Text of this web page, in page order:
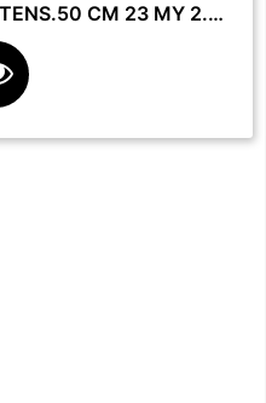
FILM IN POLIET.TRASP. ESTENS.50 CM 23 MY 2.2 KG **